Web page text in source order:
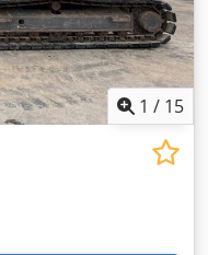
1 / 15